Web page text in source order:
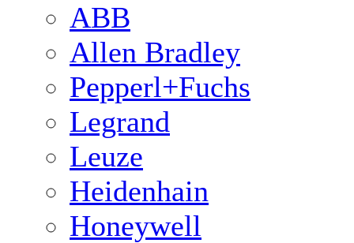
ABB
Allen Bradley
Pepperl+Fuchs
Legrand
Leuze
Heidenhain
Honeywell